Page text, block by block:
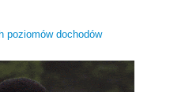
poziomów dochodów